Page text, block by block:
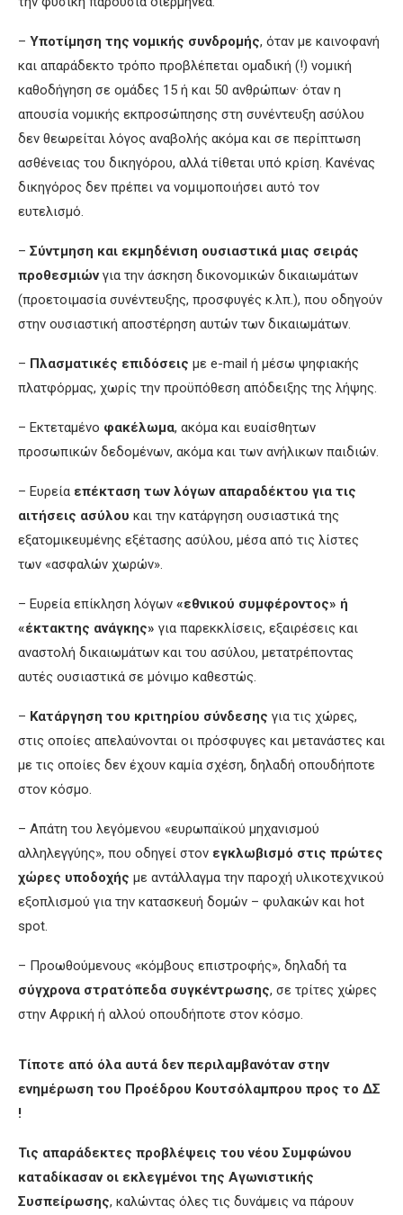
– Υποτίμηση της νομικής συνδρομής, όταν με καινοφανή
και απαράδεκτο τρόπο προβλέπεται ομαδική (!) νομική
καθοδήγηση σε ομάδες 15 ή και 50 ανθρώπων· όταν η
απουσία νομικής εκπροσώπησης στη συνέντευξη ασύλου
δεν θεωρείται λόγος αναβολής ακόμα και σε περίπτωση
ασθένειας του δικηγόρου, αλλά τίθεται υπό κρίση. Κανένας
δικηγόρος δεν πρέπει να νομιμοποιήσει αυτό τον
ευτελισμό.
– Σύντμηση και εκμηδένιση ουσιαστικά μιας σειράς
προθεσμιώνγια την άσκηση δικονομικών δικαιωμάτων
(προετοιμασία συνέντευξης, προσφυγές κ.λπ.), που οδηγούν
στην ουσιαστική αποστέρηση αυτών των δικαιωμάτων.
– Πλασματικές επιδόσεις με e-mail ή μέσω ψηφιακής
πλατφόρμας, χωρίς την προϋπόθεση απόδειξης της λήψης.
– Εκτεταμένο φακέλωμα, ακόμα και ευαίσθητων
προσωπικών δεδομένων, ακόμα και των ανήλικων παιδιών.
– Ευρεία επέκταση των λόγων απαραδέκτου για τις
αιτήσεις ασύλου και την κατάργηση ουσιαστικά της
εξατομικευμένης εξέτασης ασύλου, μέσα από τις λίστες
των «ασφαλών χωρών».
– Ευρεία επίκληση λόγων «εθνικού συμφέροντος» ή
«έκτακτης ανάγκης» για παρεκκλίσεις, εξαιρέσεις και
αναστολή δικαιωμάτων και του ασύλου, μετατρέποντας
αυτές ουσιαστικά σε μόνιμο καθεστώς.
– Κατάργηση του κριτηρίου σύνδεσης για τις χώρες,
στις οποίες απελαύνονται οι πρόσφυγες και μετανάστες και
με τις οποίες δεν έχουν καμία σχέση, δηλαδή οπουδήποτε
στον κόσμο.
– Απάτη του λεγόμενου «ευρωπαϊκού μηχανισμού
αλληλεγγύης», που οδηγεί στον εγκλωβισμό στις πρώτες
χώρες υποδοχής με αντάλλαγμα την παροχή υλικοτεχνικού
εξοπλισμού για την κατασκευή δομών – φυλακών και hot
spot.
– Προωθούμενους «κόμβους επιστροφής», δηλαδή τα
σύγχρονα στρατόπεδα συγκέντρωσης, σε τρίτες χώρες
στην Αφρική ή αλλού οπουδήποτε στον κόσμο.
Τίποτε από όλα αυτά δεν περιλαμβανόταν στην
ενημέρωση του Προέδρου Κουτσόλαμπρου προς το ΔΣ
!
Τις απαράδεκτες προβλέψεις του νέου Συμφώνου
καταδίκασαν οι εκλεγμένοι της Αγωνιστικής
Συσπείρωσης, καλώντας όλες τις δυνάμεις να πάρουν